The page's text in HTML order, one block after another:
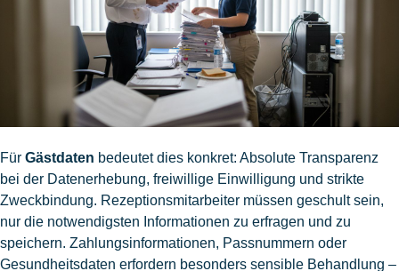
Für Gästdaten bedeutet dies konkret: Absolute Transparenz
bei der Datenerhebung, freiwillige Einwilligung und strikte
Zweckbindung. Rezeptionsmitarbeiter müssen geschult sein,
nur die notwendigsten Informationen zu erfragen und zu
speichern. Zahlungsinformationen, Passnummern oder
Gesundheitsdaten erfordern besonders sensible Behandlung –